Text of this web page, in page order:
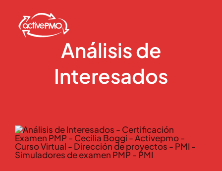
content
Análisis de
Interesados